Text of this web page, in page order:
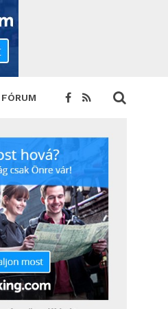
FÓRUM